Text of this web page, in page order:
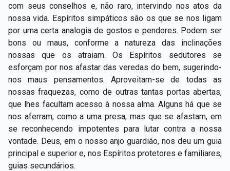
Capítulo XXVI — Dai gratuitamente o que
gratuitamente recebestes
Capítulo XXVII — Pedi e obtereis ▸
Capítulo XXVIII — Coletânea de preces espíritas ▸
com seus conselhos e, não raro, intervindo nos atos da
nossa vida. Espíritos simpáticos são os que se nos ligam
por uma certa analogia de gostos e pendores. Podem ser
bons ou maus, conforme a natureza das inclinações
nossas que os atraiam. Os Espíritos sedutores se
esforçam por nos afastar das veredas do bem, sugerindo-
nos maus pensamentos. Aproveitam-se de todas as
nossas fraquezas, como de outras tantas portas abertas,
que lhes facultam acesso à nossa alma. Alguns há que se
nos aferram, como a uma presa, mas que se afastam, em
se reconhecendo impotentes para lutar contra a nossa
vontade. Deus, em o nosso anjo guardião, nos deu um guia
principal e superior e, nos Espíritos protetores e familiares,
guias secundários.